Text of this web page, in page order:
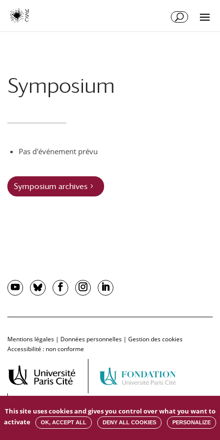
Symposium
Pas d'événement prévu
Symposium archives
Mentions légales | Données personnelles | Gestion des cookies
Accessibilité : non conforme
This site uses cookies and gives you control over what you want to
activate
OK, ACCEPT ALL DENY ALL COOKIES PERSONALIZE